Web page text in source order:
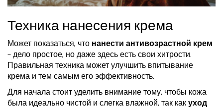
Техника нанесения крема
Может показаться, чтонанести антивозрастной крем
– дело простое, но даже здесь есть свои хитрости.
Правильная техника может улучшить впитывание
крема и тем самым его эффективность.
Для начала стоит уделить внимание тому, чтобы кожа
была идеально чистой и слегка влажной, так какуход